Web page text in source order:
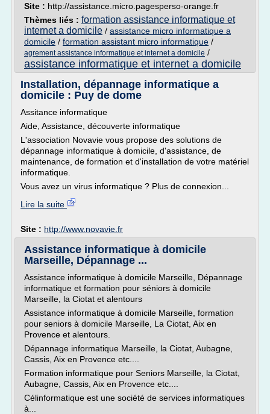
Site : http://assistance.micro.pagesperso-orange.fr
Thèmes liés : formation assistance informatique et
internet a domicile / assistance micro informatique a
domicile / formation assistant micro informatique /
agrement assistance informatique et internet a domicile /
assistance informatique et internet a domicile
Installation, dépannage informatique a
domicile : Puy de dome
Assitance informatique
Aide, Assistance, découverte informatique
L'association Novavie vous propose des solutions de
dépannage informatique à domicile, d'assistance, de
maintenance, de formation et d'installation de votre matériel
informatique.
Vous avez un virus informatique ? Plus de connexion...
Lire la suite
Site : http://www.novavie.fr
Assistance informatique à domicile
Marseille, Dépannage ...
Assistance informatique à domicile Marseille, Dépannage
informatique et formation pour séniors à domicile
Marseille, la Ciotat et alentours
Assistance informatique à domicile Marseille, formation
pour seniors à domicile Marseille, La Ciotat, Aix en
Provence et alentours.
Dépannage informatique Marseille, la Ciotat, Aubagne,
Cassis, Aix en Provence etc....
Formation informatique pour Seniors Marseille, la Ciotat,
Aubagne, Cassis, Aix en Provence etc....
Célinformatique est une société de services informatiques
à...